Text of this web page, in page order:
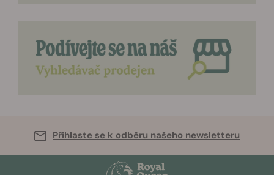
Přihlaste se k odběru našeho newsletteru